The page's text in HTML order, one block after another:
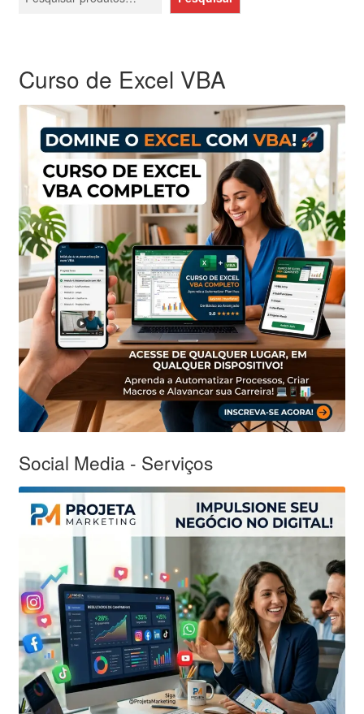
Curso de Excel VBA
Social Media - Serviços